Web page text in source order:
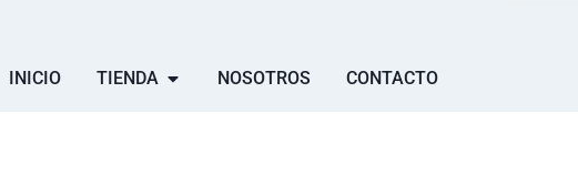
INICIO TIENDA NOSOTROS CONTACTO